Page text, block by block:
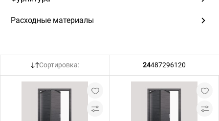
Расходные материалы
Сортировка: 24487296120